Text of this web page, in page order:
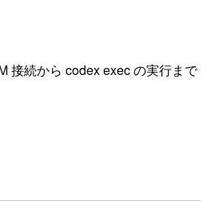
接続から codex exec の実行まで